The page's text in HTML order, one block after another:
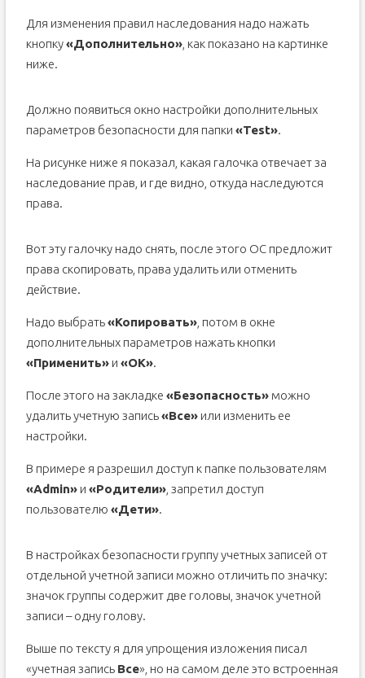
Для изменения правил наследования надо нажать
кнопку«Дополнительно», как показано на картинке
ниже.
Должно появиться окно настройки дополнительных
параметров безопасности для папки «Test».
На рисунке ниже я показал, какая галочка отвечает за
наследование прав, и где видно, откуда наследуются
права.
Вот эту галочку надо снять, после этого ОС предложит
права скопировать, права удалить или отменить
действие.
Надо выбрать«Копировать», потом в окне
дополнительных параметров нажать кнопки
«Применить»и «ОК».
После этого на закладке «Безопасность»можно
удалить учетную запись«Все»или изменить ее
настройки.
В примере я разрешил доступ к папке пользователям
«Admin»и «Родители», запретил доступ
пользователю «Дети».
В настройках безопасности группу учетных записей от
отдельной учетной записи можно отличить по значку:
значок группы содержит две головы, значок учетной
записи – одну голову.
Выше по тексту я для упрощения изложения писал
«учетная запись Все», но на самом деле это встроенная